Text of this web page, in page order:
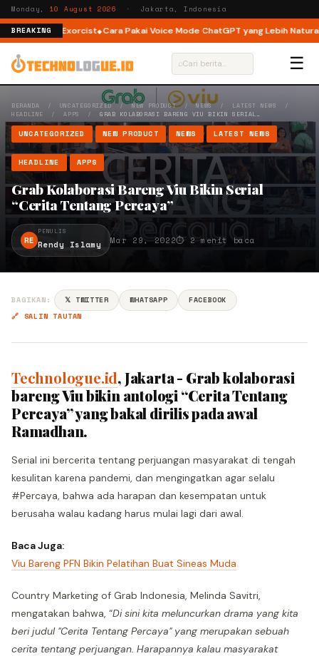
Monday, 10 August 2026 · Jakarta, Indonesia
BREAKING
The Tao Exorcist Cara Pakai Voice Mode ChatGPT yang Lebih Natural
⌕ ☰
BERANDA / UNCATEGORIZED/NEW PRODUCT/NEWS/ LATEST NEWS
/
HEADLINE /APPS /GRAB KOLABORASI BARENG VIU BIKIN SERIAL…
UNCATEGORIZED NEW PRODUCT NEWS LATEST NEWS
HEADLINE APPS
Grab Kolaborasi Bareng Viu Bikin Serial
“Cerita Tentang Percaya”
RE
PENULIS
Rendy Islamy Mar 29, 2022⏱ 2 menit baca
BAGIKAN: 𝕏 TWITTER WHATSAPP
FACEBOOK
🔗 SALIN TAUTAN
Technologue.id, Jakarta - Grab kolaborasi
bareng Viu bikin antologi “Cerita Tentang
Percaya” yang bakal dirilis pada awal
Ramadhan.
Serial ini bercerita tentang perjuangan masyarakat di tengah
kesulitan karena pandemi, dan mengingatkan agar selalu
#Percaya, bahwa ada harapan dan kesempatan untuk
berusaha walau kadang harus mulai lagi dari awal.
Baca Juga:
Viu Bareng PFN Bikin Pelatihan Buat Sineas Muda
Country Marketing of Grab Indonesia, Melinda Savitri,
mengatakan bahwa, “Di sini kita meluncurkan drama yang kita
beri judul "Cerita Tentang Percaya" yang merupakan sebuah
cerita tentang perjuangan. Harapannya kalau masyarakat